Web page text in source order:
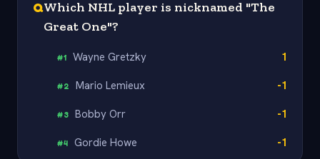
QWhich NHL player is nicknamed "The
Great One"?
#1 Wayne Gretzky 1
#2 Mario Lemieux -1
#3 Bobby Orr -1
#4 Gordie Howe -1